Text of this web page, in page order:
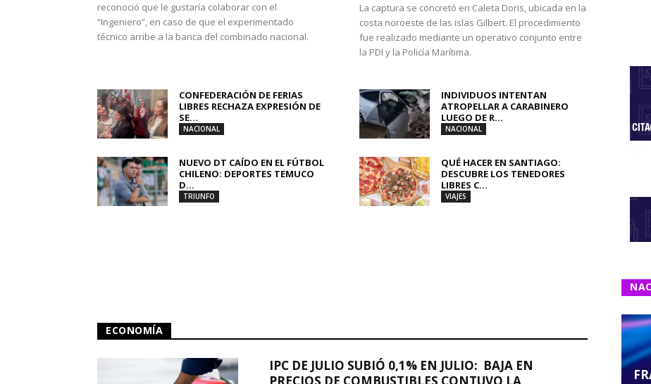
reconoció que le gustaría colaborar con el
“Ingeniero”, en caso de que el experimentado
técnico arribe a la banca del combinado nacional.
La captura se concretó en Caleta Doris, ubicada en la
costa noroeste de las islas Gilbert. El procedimiento
fue realizado mediante un operativo conjunto entre
la PDI y la Policía Marítima.
CONFEDERACIÓN DE FERIAS
LIBRES RECHAZA EXPRESIÓN DE
SE...
NACIONAL
INDIVIDUOS INTENTAN
ATROPELLAR A CARABINERO
LUEGO DE R...
NACIONAL
NUEVO DT CAÍDO EN EL FÚTBOL
CHILENO: DEPORTES TEMUCO
D...
TRIUNFO
QUÉ HACER EN SANTIAGO:
DESCUBRE LOS TENEDORES
LIBRES C...
VIAJES
ECONOMÍA
IPC DE JULIO SUBIÓ 0,1% EN JULIO: BAJA EN